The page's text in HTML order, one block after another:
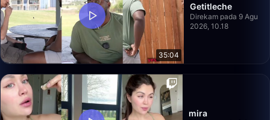
35:04
Getitleche
Direkam pada 9 Agu
2026, 10.18
mira